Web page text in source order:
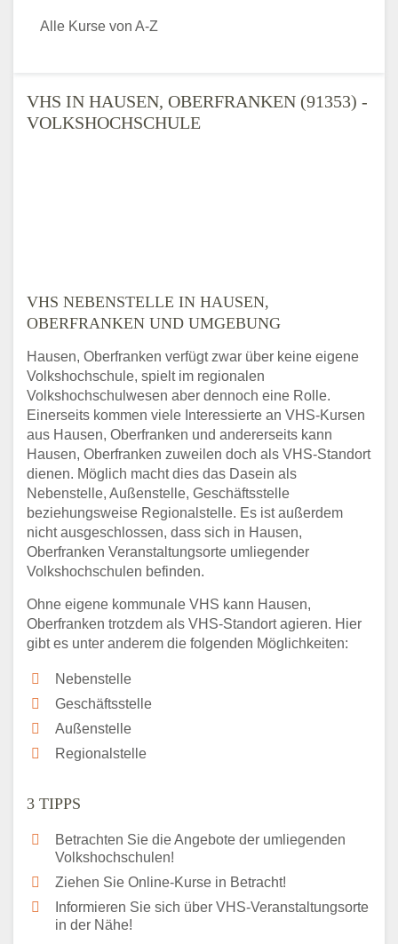
VHS IN HAUSEN, OBERFRANKEN (91353) -
VOLKSHOCHSCHULE
VHS NEBENSTELLE IN HAUSEN,
OBERFRANKEN UND UMGEBUNG
Hausen, Oberfranken verfügt zwar über keine eigene
Volkshochschule, spielt im regionalen
Volkshochschulwesen aber dennoch eine Rolle.
Einerseits kommen viele Interessierte an VHS-Kursen
aus Hausen, Oberfranken und andererseits kann
Hausen, Oberfranken zuweilen doch als VHS-Standort
dienen. Möglich macht dies das Dasein als
Nebenstelle, Außenstelle, Geschäftsstelle
beziehungsweise Regionalstelle. Es ist außerdem
nicht ausgeschlossen, dass sich in Hausen,
Oberfranken Veranstaltungsorte umliegender
Volkshochschulen befinden.
Ohne eigene kommunale VHS kann Hausen,
Oberfranken trotzdem als VHS-Standort agieren. Hier
gibt es unter anderem die folgenden Möglichkeiten:
Nebenstelle
Geschäftsstelle
Außenstelle
Regionalstelle
3 TIPPS
Betrachten Sie die Angebote der umliegenden
Volkshochschulen!
Ziehen Sie Online-Kurse in Betracht!
Informieren Sie sich über VHS-Veranstaltungsorte
in der Nähe!
Alle Kurse von A-Z